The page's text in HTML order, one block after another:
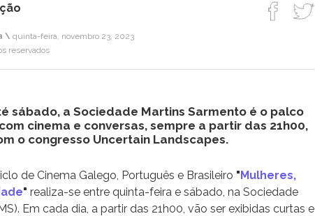
\ quinta-feira, novembro 23, 2023
reservados
sábado, a Sociedade Martins Sarmento é o palco
cinema e conversas, sempre a partir das 21h00,
o congresso Uncertain Landscapes.
de Cinema Galego, Português e Brasileiro "Mulheres,
" realiza-se entre quinta-feira e sábado, na Sociedade
Em cada dia, a partir das 21h00, vão ser exibidas curtas e